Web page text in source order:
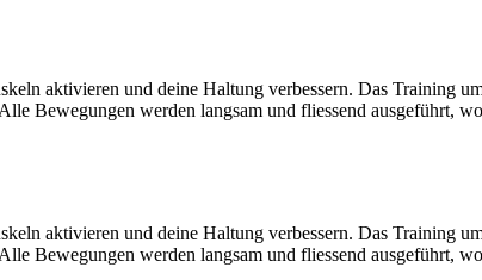
aktivieren und deine Haltung verbessern. Das Training
Bewegungen werden langsam und fliessend ausgeführt,
aktivieren und deine Haltung verbessern. Das Training
Bewegungen werden langsam und fliessend ausgeführt,